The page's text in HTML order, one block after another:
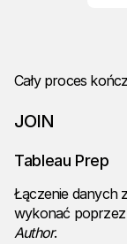
Cały proces
JOIN
Tableau Prep
Łączenie danych
wykonać poprzez
Author.